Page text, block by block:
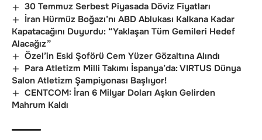
30 Temmuz Serbest Piyasada Döviz Fiyatları
İran Hürmüz Boğazı’nı ABD Ablukası Kalkana Kadar
Kapatacağını Duyurdu: “Yaklaşan Tüm Gemileri Hedef
Alacağız”
Özel’in Eski Şoförü Cem Yüzer Gözaltına Alındı
Para Atletizm Milli Takımı İspanya’da: VIRTUS Dünya
Salon Atletizm Şampiyonası Başlıyor!
CENTCOM: İran 6 Milyar Doları Aşkın Gelirden
Mahrum Kaldı